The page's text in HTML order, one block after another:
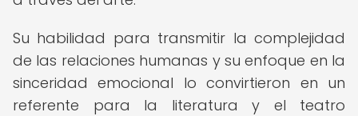
Su habilidad para transmitir la complejidad
de las relaciones humanas y su enfoque en la
sinceridad emocional lo convirtieron en un
referente para la literatura y el teatro